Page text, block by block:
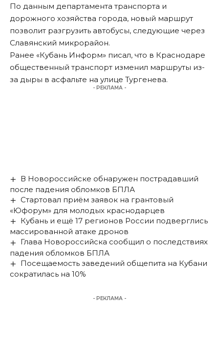
По данным департамента транспорта и
дорожного хозяйства города, новый маршрут
позволит разгрузить автобусы, следующие через
Славянский микрорайон.
Ранее «Кубань Информ» писал, что в Краснодаре
общественный транспорт изменил маршруты из-
за дыры в асфальте на улице Тургенева.
- РЕКЛАМА -
В Новороссийске обнаружен пострадавший
после падения обломков БПЛА
Стартовал приём заявок на грантовый
«Юфорум» для молодых краснодарцев
Кубань и ещё 17 регионов России подверглись
массированной атаке дронов
Глава Новороссийска сообщил о последствиях
падения обломков БПЛА
Посещаемость заведений общепита на Кубани
сократилась на 10%
- РЕКЛАМА -